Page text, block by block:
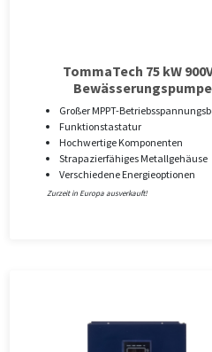
TommaTech 75 kW
Großer MPPT-
Funktionstastatur
Hochwertige Komponenten
Strapazierfähiges Metallgehäuse
Verschiedene Energieoptionen
Zurzeit in Europa ausverkauft!